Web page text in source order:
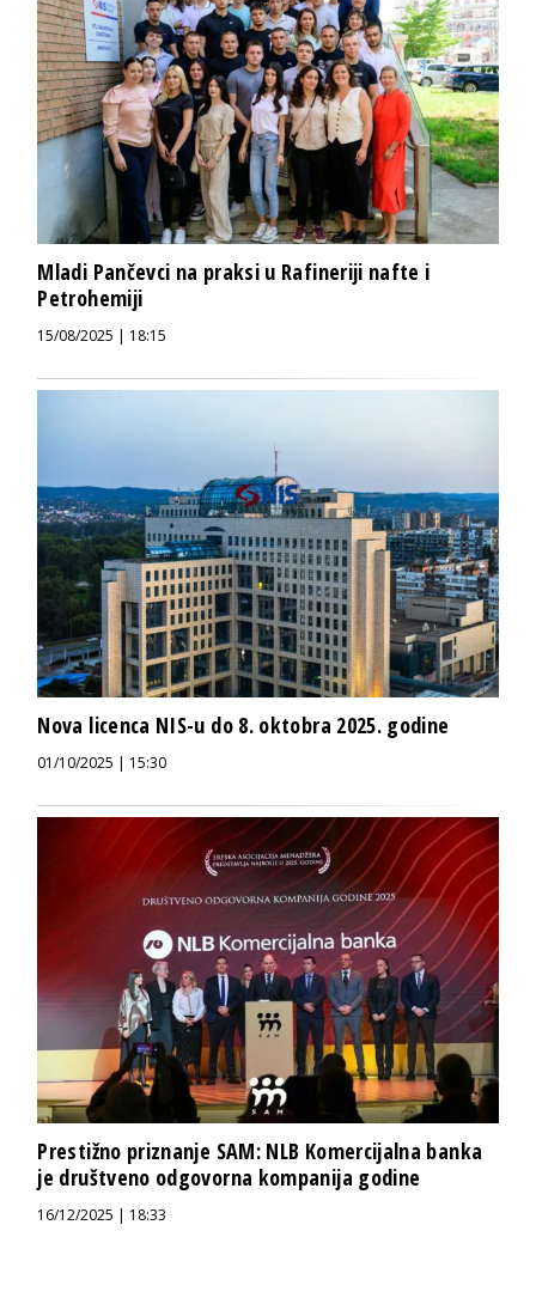
Mladi Pančevci na praksi u Rafineriji nafte i
Petrohemiji
15/08/2025 | 18:15
Nova licenca NIS-u do 8. oktobra 2025. godine
01/10/2025 | 15:30
Prestižno priznanje SAM: NLB Komercijalna banka
je društveno odgovorna kompanija godine
16/12/2025 | 18:33